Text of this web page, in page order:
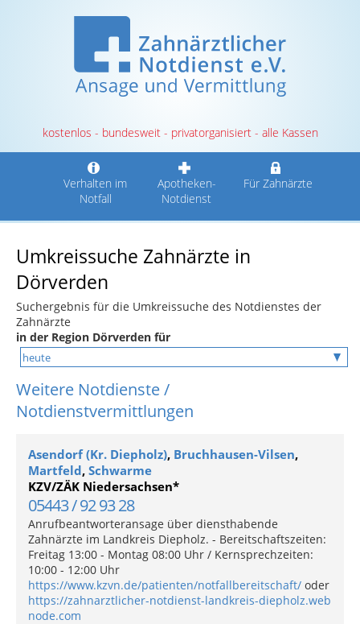
kostenlos - bundesweit - privatorganisiert - alle Kassen
Verhalten im
Notfall
Apotheken-
Notdienst
Für Zahnärzte
Umkreissuche Zahnärzte in
Dörverden
Suchergebnis für die Umkreissuche des Notdienstes der
Zahnärzte
in der Region Dörverden für
Weitere Notdienste /
Notdienstvermittlungen
Asendorf (Kr. Diepholz), Bruchhausen-Vilsen,
Martfeld, Schwarme
KZV/ZÄK Niedersachsen*
05443 / 92 93 28
Anrufbeantworteransage über diensthabende
Zahnärzte im Landkreis Diepholz. - Bereitschaftszeiten:
Freitag 13:00 - Montag 08:00 Uhr / Kernsprechzeiten:
10:00 - 12:00 Uhr
https://www.kzvn.de/patienten/notfallbereitschaft/ oder
https://zahnarztlicher-notdienst-landkreis-diepholz.web
node.com